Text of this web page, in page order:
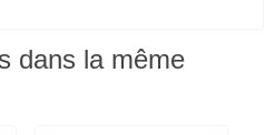
dans la même